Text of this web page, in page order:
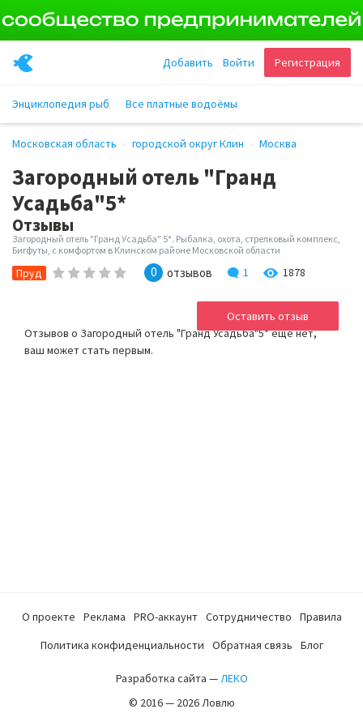
Регистрация
Войти
Добавить
Энциклопедия рыб Все платные водоёмы
Московская область городской округ Клин Москва
Загородный отель "Гранд
Усадьба"5*
Отзывы
Загородный отель "Гранд Усадьба" 5*. Рыбалка, охота, стрелковый комплекс,
Бигфуты, с комфортом в Клинском районе Московской области
Пруд 0 отзывов 1 1878
Отзывов о Загородный отель "Гранд Усадьба"5* ещё нет,
ваш может стать первым.
Оставить отзыв
О проекте Реклама PRO-аккаунт Сотрудничество
Правила
Политика конфиденциальности
Обратная связь Блог
Разработка сайта —ЛЕКО
© 2016 — 2026 Ловлю